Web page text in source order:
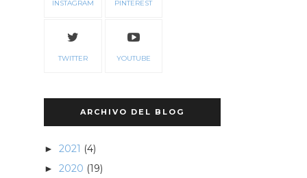
INSTAGRAM PINTEREST
TWITTER YOUTUBE
ARCHIVO DEL BLOG
► 2021 (4)
► 2020 (19)